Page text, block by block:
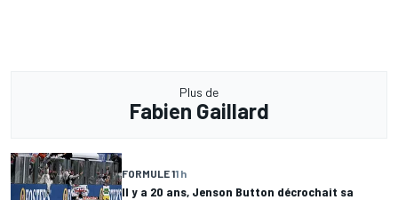
Plus de
Fabien Gaillard
FORMULE 11 h
Il y a 20 ans, Jenson Button décrochait sa